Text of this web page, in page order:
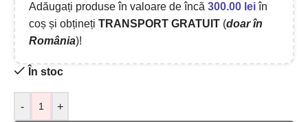
Adăugați produse în valoare de încă 300.00 leiîn
coș și obțineți TRANSPORT GRATUIT (doar în
România)!
În stoc
- +